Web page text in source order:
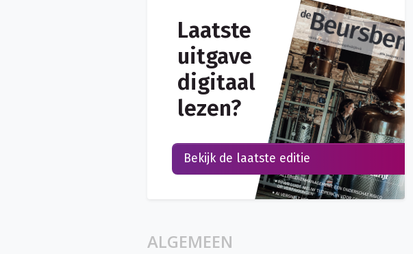
Laatste
uitgave
digitaal
lezen?
Bekijk de laatste editie
ALGEMEEN